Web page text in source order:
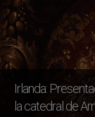
Irlanda:
la catedral de